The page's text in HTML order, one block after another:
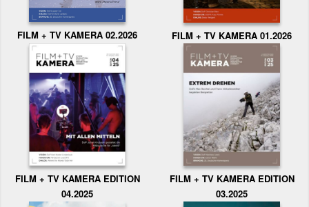
FILM + TV KAMERA 02.2026 FILM + TV KAMERA 01.2026
FILM + TV KAMERA EDITION
04.2025
FILM + TV KAMERA EDITION
03.2025